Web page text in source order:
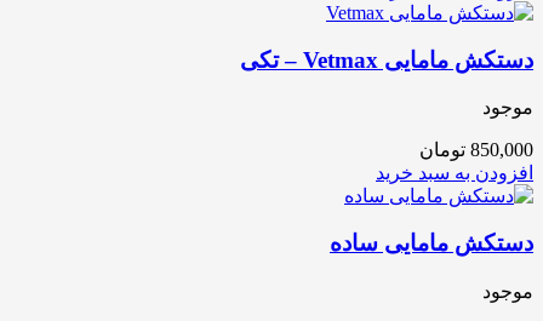
دستکش مامایی Vetmax – تکی
موجود
850,000 تومان
افزودن به سبد خرید
دستکش مامایی ساده
موجود